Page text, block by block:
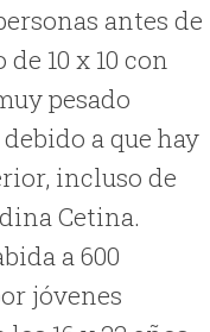
antes de
10 x 10 con
pesado
a que hay
incluso de
Cetina.
a 600
jóvenes